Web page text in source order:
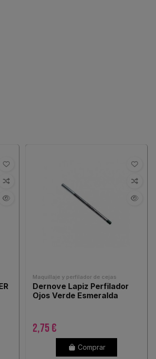
Maquillaje y perfilador de cejas
Dernove Lapiz Perfilador
Ojos Verde Esmeralda
2,75 €
Comprar